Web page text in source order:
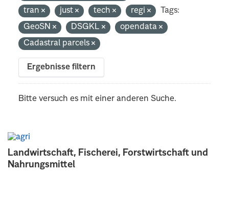
Landwirtschaft, Fischerei, Forstwirtschaft und
Nahrungsmittel
tran
just tech regi
Tags:
GeoSN
DSGKL
opendata
Cadastral parcels
Ergebnisse filtern
Bitte versuch es mit einer anderen Suche.